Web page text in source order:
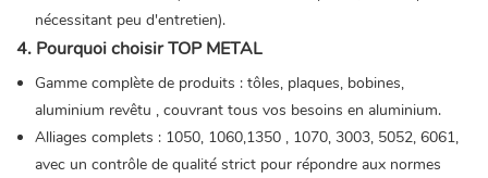
nécessitant peu d'entretien).
4. Pourquoi choisir TOP METAL
Gamme complète de produits : tôles, plaques, bobines,
aluminium revêtu , couvrant tous vos besoins en aluminium.
Alliages complets : 1050, 1060,1350, 1070, 3003, 5052, 6061,
avec un contrôle de qualité strict pour répondre aux normes